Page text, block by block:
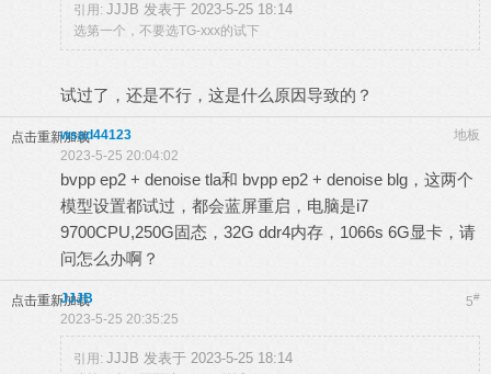
引用: JJJB 发表于 2023-5-25 18:14
选第一个，不要选TG-xxx的试下
试过了，还是不行，这是什么原因导致的？
点击重新加载 地板
wsad44123
2023-5-25 20:04:02
bvpp ep2 + denoise tla和 bvpp ep2 + denoise blg，这两个
模型设置都试过，都会蓝屏重启，电脑是i7
9700CPU,250G固态，32G ddr4内存，1066s 6G显卡，请
问怎么办啊？
点击重新加载 5#
JJJB
2023-5-25 20:35:25
引用: JJJB 发表于 2023-5-25 18:14